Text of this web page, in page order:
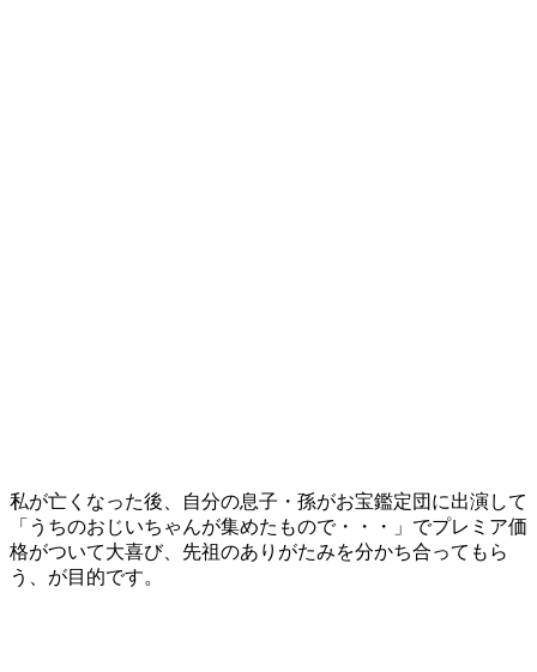
私が亡くなった後、自分の息子・孫がお宝鑑定団に出演して
「うちのおじいちゃんが集めたもので・・・」でプレミア価
格がついて大喜び、先祖のありがたみを分かち合ってもら
う、が目的です。